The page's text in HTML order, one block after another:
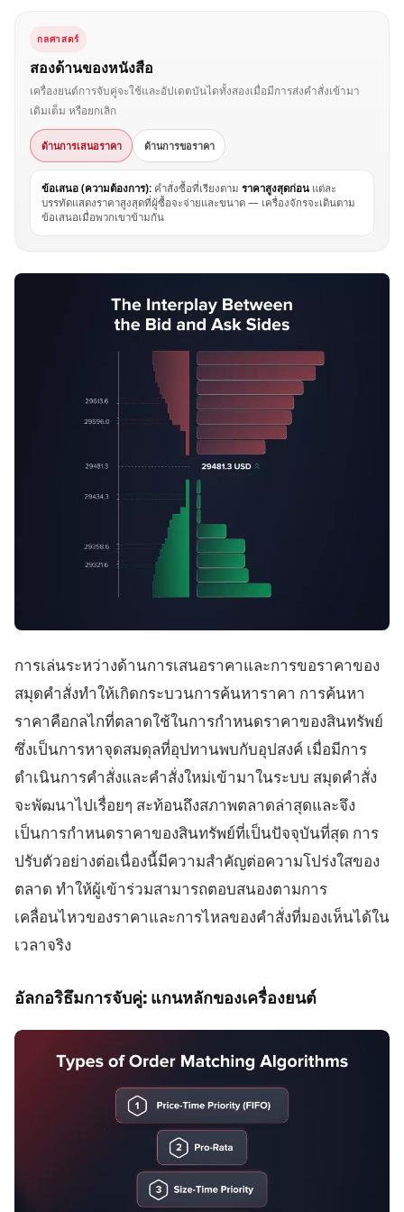
กลศาสตร์
สองด้านของหนังสือ
เครื่องยนต์การจับคู่จะใช้และอัปเดตบันไดทั้งสองเมื่อมีการส่งคำสั่งเข้ามา
เติมเต็ม หรือยกเลิก
ด้านการเสนอราคา ด้านการขอราคา
ข้อเสนอ (ความต้องการ): คำสั่งซื้อที่เรียงตาม ราคาสูงสุดก่อน แต่ละ
บรรทัดแสดงราคาสูงสุดที่ผู้ซื้อจะจ่ายและขนาด — เครื่องจักรจะเดินตาม
ข้อเสนอเมื่อพวกเขาข้ามกัน
การเล่นระหว่างด้านการเสนอราคาและการขอราคาของ
สมุดคำสั่งทำให้เกิดกระบวนการค้นหาราคา การค้นหา
ราคาคือกลไกที่ตลาดใช้ในการกำหนดราคาของสินทรัพย์
ซึ่งเป็นการหาจุดสมดุลที่อุปทานพบกับอุปสงค์ เมื่อมีการ
ดำเนินการคำสั่งและคำสั่งใหม่เข้ามาในระบบ สมุดคำสั่ง
จะพัฒนาไปเรื่อยๆ สะท้อนถึงสภาพตลาดล่าสุดและจึง
เป็นการกำหนดราคาของสินทรัพย์ที่เป็นปัจจุบันที่สุด การ
ปรับตัวอย่างต่อเนื่องนี้มีความสำคัญต่อความโปร่งใสของ
ตลาด ทำให้ผู้เข้าร่วมสามารถตอบสนองตามการ
เคลื่อนไหวของราคาและการไหลของคำสั่งที่มองเห็นได้ใน
เวลาจริง
อัลกอริธึมการจับคู่: แกนหลักของเครื่องยนต์